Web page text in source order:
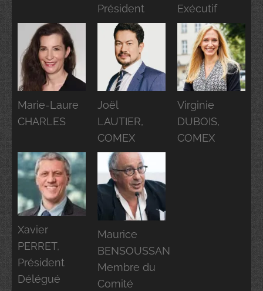
Président
Exécutif
Marie-Laure
CHARLES
Joël
LAUTIER,
COMEX
Virginie
DUBOIS,
COMEX
Xavier
PERRET,
Président
Délégué
Maurice
BENSOUSSAN
Membre du
Comité